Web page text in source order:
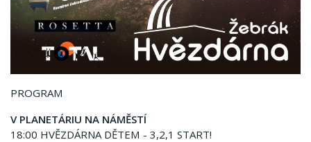
PROGRAM
V PLANETÁRIU NA NÁMĚSTÍ
18:00 HVĚZDÁRNA DĚTEM - 3,2,1 START!